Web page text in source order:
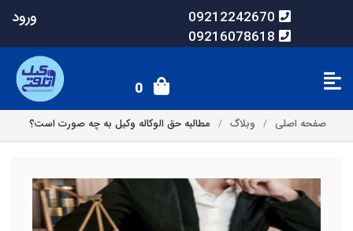
09212242670
09216078618
ورود
0
صفحه اصلی وبلاگ مطالبه حق الوکاله وکیل به چه صورت است؟